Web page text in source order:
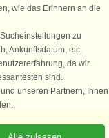
an, um zu buchen
wie das Erinnern an die
zu
Ankunftsdatum, etc.
da wir
sind.
unseren Partnern, Ihnen